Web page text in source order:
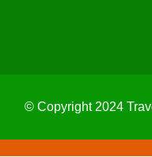
© Copyright 2024